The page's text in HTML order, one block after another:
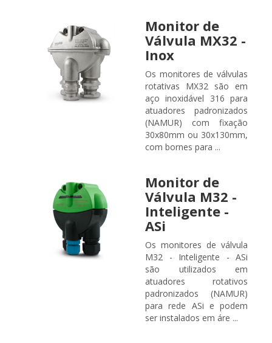
Monitor de
Válvula MX32 -
Inox
Os monitores de válvulas
rotativas MX32 são em
aço inoxidável 316 para
atuadores padronizados
(NAMUR) com fixação
30x80mm ou 30x130mm,
com bornes para ...
Monitor de
Válvula M32 -
Inteligente -
ASi
Os monitores de válvula
M32 - Inteligente - ASi
são utilizados em
atuadores rotativos
padronizados (NAMUR)
para rede ASi e podem
ser instalados em áre ...